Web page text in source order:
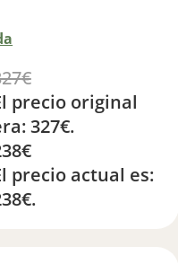
€
precio original
327€.
€
precio actual es: